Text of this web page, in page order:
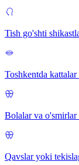
Tish go'shti
Toshkentda
Bolalar va o'smirlar
Qavslar yoki